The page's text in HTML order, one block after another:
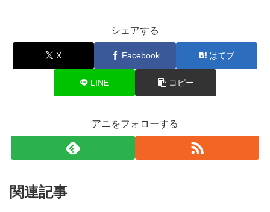
シェアする
X Facebook はてブ
LINE コピー
アニをフォローする
関連記事